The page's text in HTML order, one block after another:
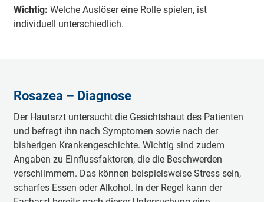
Wichtig: Welche Auslöser eine Rolle spielen, ist
individuell unterschiedlich.
Rosazea – Diagnose
Der Hautarzt untersucht die Gesichtshaut des Patienten
und befragt ihn nach Symptomen sowie nach der
bisherigen Krankengeschichte. Wichtig sind zudem
Angaben zu Einflussfaktoren, die die Beschwerden
verschlimmern. Das können beispielsweise Stress sein,
scharfes Essen oder Alkohol. In der Regel kann der